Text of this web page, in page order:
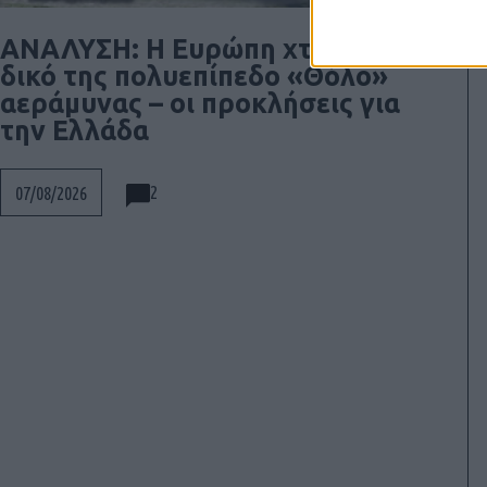
ΑΝΑΛΥΣΗ: Η Ευρώπη χτίζει τον
δικό της πολυεπίπεδο «Θόλο»
αεράμυνας – οι προκλήσεις για
την Ελλάδα
07/08/2026 2